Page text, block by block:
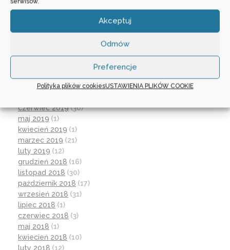
Akceptuj
Odmów
Preferencje
Polityka plików cookiesUSTAWIENIA PLIKÓW COOKIE
czerwiec 2020(19)
kwiecień 2020(1)
styczeń 2020(17)
październik 2019(15)
czerwiec 2019(30)
maj 2019 (1)
kwiecień 2019 (1)
marzec 2019 (21)
luty 2019 (12)
grudzień 2018 (16)
listopad 2018 (30)
październik 2018 (17)
wrzesień 2018 (31)
lipiec 2018 (1)
czerwiec 2018 (3)
maj 2018 (1)
kwiecień 2018 (10)
luty 2018 (12)